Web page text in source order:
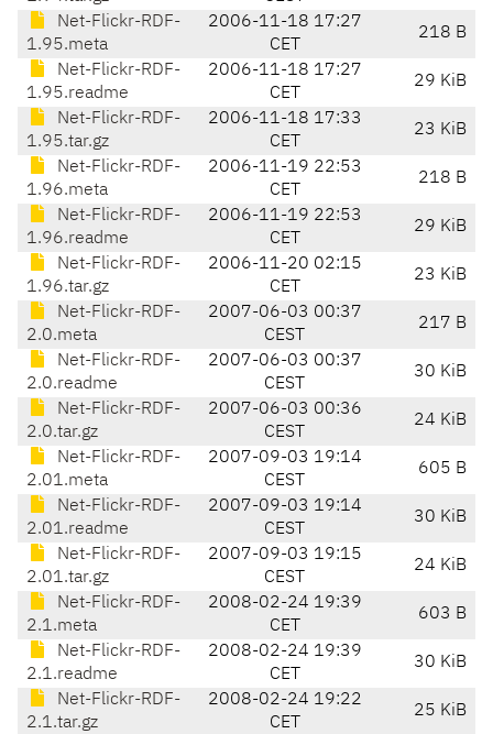
Net-Flickr-RDF-
1.95.meta
2006-11-18 17:27
CET
218 B
Net-Flickr-RDF-
1.95.readme
2006-11-18 17:27
CET
29 KiB
Net-Flickr-RDF-
1.95.tar.gz
2006-11-18 17:33
CET
23 KiB
Net-Flickr-RDF-
1.96.meta
2006-11-19 22:53
CET
218 B
Net-Flickr-RDF-
1.96.readme
2006-11-19 22:53
CET
29 KiB
Net-Flickr-RDF-
1.96.tar.gz
2006-11-20 02:15
CET
23 KiB
Net-Flickr-RDF-
2.0.meta
2007-06-03 00:37
CEST
217 B
Net-Flickr-RDF-
2.0.readme
2007-06-03 00:37
CEST
30 KiB
Net-Flickr-RDF-
2.0.tar.gz
2007-06-03 00:36
CEST
24 KiB
Net-Flickr-RDF-
2.01.meta
2007-09-03 19:14
CEST
605 B
Net-Flickr-RDF-
2.01.readme
2007-09-03 19:14
CEST
30 KiB
Net-Flickr-RDF-
2.01.tar.gz
2007-09-03 19:15
CEST
24 KiB
Net-Flickr-RDF-
2.1.meta
2008-02-24 19:39
CET
603 B
Net-Flickr-RDF-
2.1.readme
2008-02-24 19:39
CET
30 KiB
Net-Flickr-RDF-
2.1.tar.gz
2008-02-24 19:22
CET
25 KiB